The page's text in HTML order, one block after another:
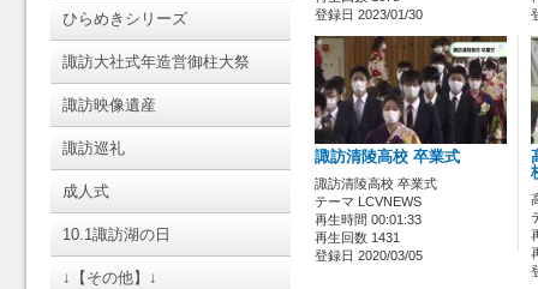
ひらめきシリーズ
諏訪大社式年造営御柱大祭
諏訪映像遺産
諏訪巡礼
成人式
10.1諏訪湖の日
↓【その他】↓
登録日 2023/01/30
諏訪清陵高校 卒業式
諏訪清陵高校 卒業式
テーマ LCVNEWS
再生時間 00:01:33
再生回数 1431
登録日 2020/03/05